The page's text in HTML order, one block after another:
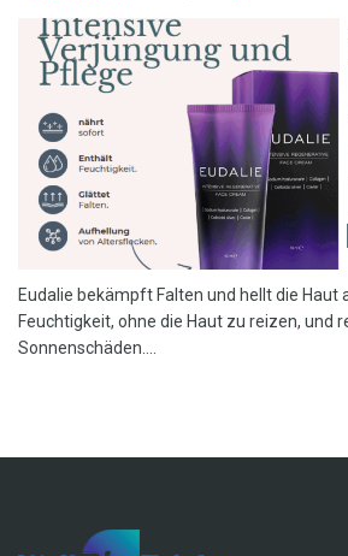
Eudalie bekämpft Falten und hellt die Haut
Feuchtigkeit, ohne die Haut zu reizen, und
Sonnenschäden....